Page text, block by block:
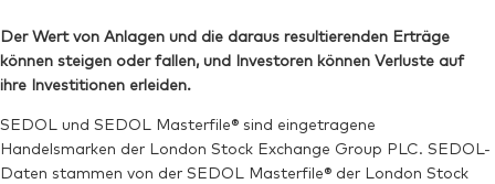
SEDOL:BKXH1V5
Börsenticker:VDEV
ISIN:IE00BKX55T58
Reuters:VEVE.L
SEDOL:BKXH1W6
Börsenticker:VEVE
Der Wert von Anlagen und die daraus resultierenden Erträge
können steigen oder fallen, und Investoren können Verluste auf
ihre Investitionen erleiden.
SEDOL und SEDOL Masterfile® sind eingetragene
Handelsmarken der London Stock Exchange Group PLC. SEDOL-
Daten stammen von der SEDOL Masterfile® der London Stock